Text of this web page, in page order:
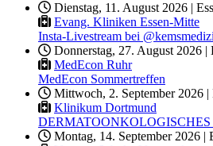
Dienstag, 11. August 2026 |
Evang. Kliniken Essen-Mitte
Insta-Livestream bei
Donnerstag, 27. August 2026 |
MedEcon Ruhr
MedEcon Sommertreffen
Mittwoch, 2. September 2026 |
Klinikum Dortmund
DERMATOONKOLOGISCHES
Montag, 14. September 2026 |